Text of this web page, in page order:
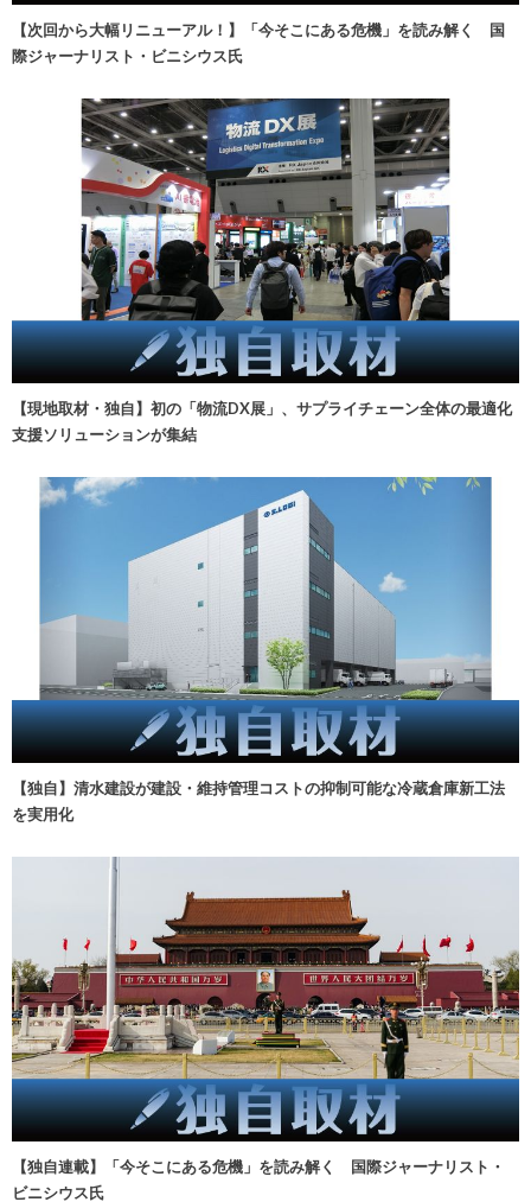
【次回から大幅リニューアル！】「今そこにある危機」を読み解く 国
際ジャーナリスト・ビニシウス氏
【現地取材・独自】初の「物流DX展」、サプライチェーン全体の最適化
支援ソリューションが集結
【独自】清水建設が建設・維持管理コストの抑制可能な冷蔵倉庫新工法
を実用化
【独自連載】「今そこにある危機」を読み解く 国際ジャーナリスト・
ビニシウス氏